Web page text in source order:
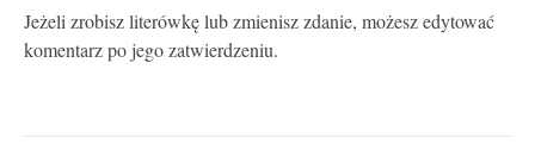
Jeżeli zrobisz literówkę lub zmienisz zdanie, możesz edytować
komentarz po jego zatwierdzeniu.